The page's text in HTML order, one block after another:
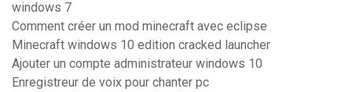
windows 7
Comment créer un mod minecraft avec eclipse
Minecraft windows 10 edition cracked launcher
Ajouter un compte administrateur windows 10
Enregistreur de voix pour chanter pc